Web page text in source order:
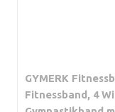
GYMERK
Fitnessband, 4